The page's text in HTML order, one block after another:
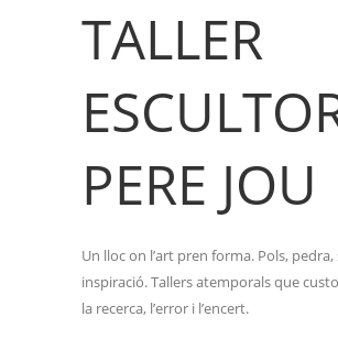
TALLER
PERE JOU
Un lloc on l’art pren forma. Pols, pedra,
inspiració. Tallers atemporals que
la recerca, l’error i l’encert.